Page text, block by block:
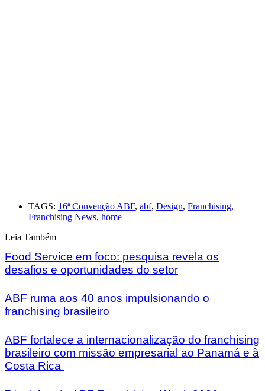
TAGS: 16ª Convenção ABF, abf, Design, Franchising,
Franchising News, home
Leia Também
Food Service em foco: pesquisa revela os
desafios e oportunidades do setor
ABF ruma aos 40 anos impulsionando o
franchising brasileiro
ABF fortalece a internacionalização do franchising
brasileiro com missão empresarial ao Panamá e à
Costa Rica